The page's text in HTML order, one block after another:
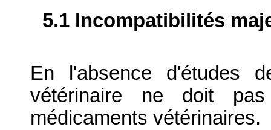
5.1 Incompatibilités
En l'absence d'études
vétérinaire ne doit
médicaments vétérinaires.